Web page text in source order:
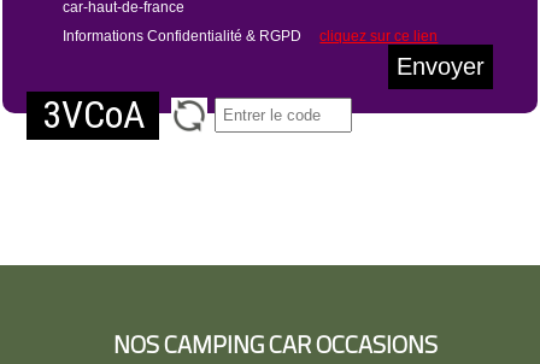
car-haut-de-france
Informations Confidentialité & RGPDcliquez sur ce lien
3VCoA
Envoyer
NOS CAMPING CAR OCCASIONS